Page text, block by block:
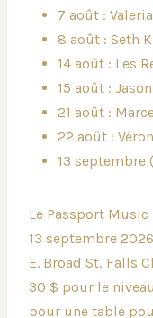
7 août :
8 août : Seth
14 août : Les
15 août :
21 août :
22 août :
13 septembre
Le Passport
13 septembre
E. Broad St, Falls
30 $ pour le
pour une table